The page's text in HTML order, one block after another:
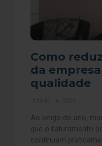
Como
da
qualidade
Ao longo do ano,
que o faturamento
continuam